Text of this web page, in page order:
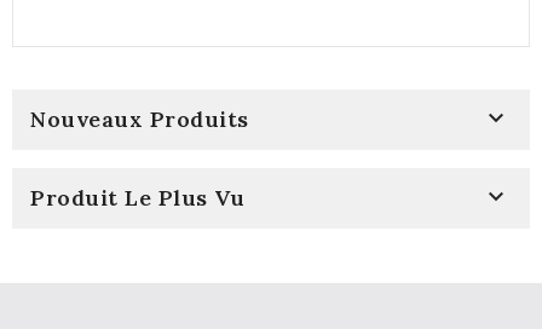
Poignée
Nouveaux Produits 
Produit Le Plus Vu 